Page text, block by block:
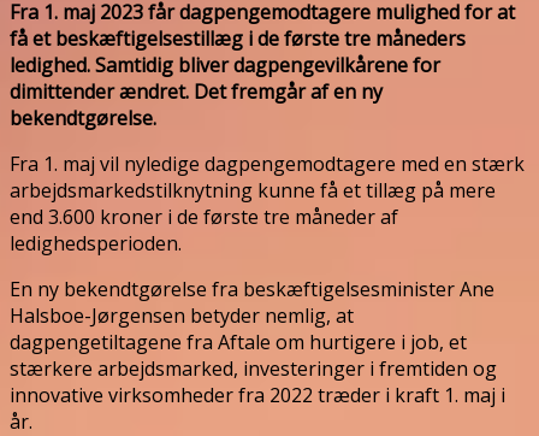
Fra 1. maj 2023 får dagpengemodtagere mulighed for at
få et beskæftigelsestillæg i de første tre måneders
ledighed. Samtidig bliver dagpengevilkårene for
dimittender ændret. Det fremgår af en ny
bekendtgørelse.
Fra 1. maj vil nyledige dagpengemodtagere med en stærk
arbejdsmarkedstilknytning kunne få et tillæg på mere
end 3.600 kroner i de første tre måneder af
ledighedsperioden.
En ny bekendtgørelse fra beskæftigelsesminister Ane
Halsboe-Jørgensen betyder nemlig, at
dagpengetiltagene fra Aftale om hurtigere i job, et
stærkere arbejdsmarked, investeringer i fremtiden og
innovative virksomheder fra 2022 træder i kraft 1. maj i
år.